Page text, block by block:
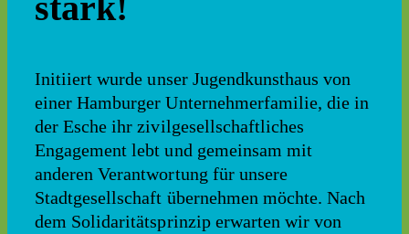
Initiiert wurde unser Jugendkunsthaus von
einer Hamburger Unternehmerfamilie, die in
der Esche ihr zivilgesellschaftliches
Engagement lebt und gemeinsam mit
anderen Verantwortung für unsere
Stadtgesellschaft übernehmen möchte. Nach
dem Solidaritätsprinzip erwarten wir von